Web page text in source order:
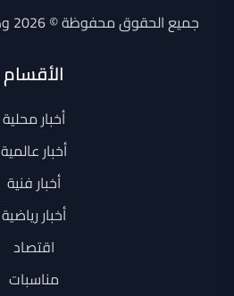
جميع الحقوق محفوظة © 2026 وكالة أنباء سرايا الإخبارية
الأقسام
أخبار محلية
أخبار عالمية
أخبار فنية
أخبار رياضية
اقتصاد
مناسبات